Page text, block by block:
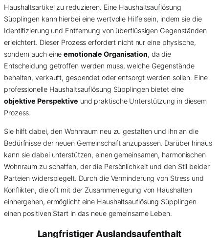
Haushaltsartikel zu reduzieren. Eine Haushaltsauflösung
Süpplingen kann hierbei eine wertvolle Hilfe sein, indem sie die
Identifizierung und Entfernung von überflüssigen Gegenständen
erleichtert. Dieser Prozess erfordert nicht nur eine physische,
sondern auch eineemotionale Organisation, da die
Entscheidung getroffen werden muss, welche Gegenstände
behalten, verkauft, gespendet oder entsorgt werden sollen. Eine
professionelle Haushaltsauflösung Süpplingen bietet eine
objektive Perspektive und praktische Unterstützung in diesem
Prozess.
Sie hilft dabei, den Wohnraum neu zu gestalten und ihn an die
Bedürfnisse der neuen Gemeinschaft anzupassen. Darüber hinaus
kann sie dabei unterstützen, einen gemeinsamen, harmonischen
Wohnraum zu schaffen, der die Persönlichkeit und den Stil beider
Parteien widerspiegelt. Durch die Verminderung von Stress und
Konflikten, die oft mit der Zusammenlegung von Haushalten
einhergehen, ermöglicht eine Haushaltsauflösung Süpplingen
einen positiven Start in das neue gemeinsame Leben.
Langfristiger Auslandsaufenthalt